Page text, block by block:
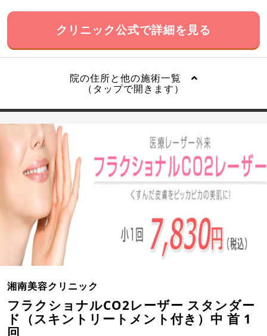
クリニック公式で詳細を見る
院の住所と他の施術一覧
（タップで開きます）
湘南美容クリニック
フラクショナルCO2レーザー スタンダー
ド（スキントリートメント付き）中 首 1
回